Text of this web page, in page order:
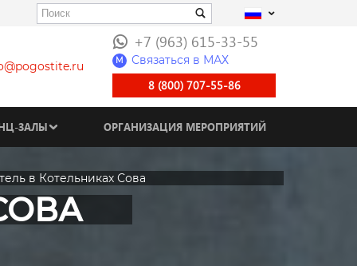
+7 (963) 615-33-55
M Связаться в МАХ
8 (800) 707-55-86
ЗАЛЫ ОРГАНИЗАЦИЯ МЕРОПРИЯТИЙ
в Котельниках Сова